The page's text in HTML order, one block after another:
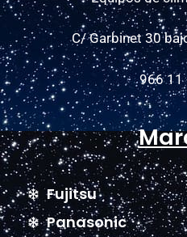
C/ Garbinet 30
966 11
Fujitsu
Panasonic